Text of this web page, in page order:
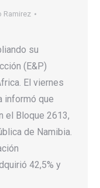
Ramirez
su
(E&P)
El viernes
informó que
el Bloque 2613,
de Namibia.
42,5% y